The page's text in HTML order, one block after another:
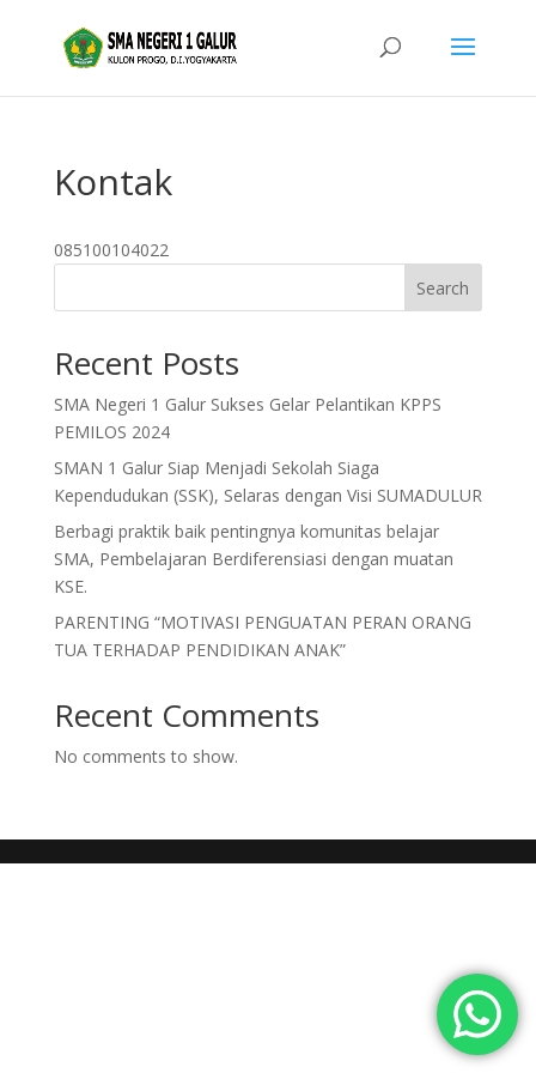
Kontak
085100104022
Search
Recent Posts
SMA Negeri 1 Galur Sukses Gelar Pelantikan KPPS
PEMILOS 2024
SMAN 1 Galur Siap Menjadi Sekolah Siaga
Kependudukan (SSK), Selaras dengan Visi SUMADULUR
Berbagi praktik baik pentingnya komunitas belajar
SMA, Pembelajaran Berdiferensiasi dengan muatan
KSE.
PARENTING “MOTIVASI PENGUATAN PERAN ORANG
TUA TERHADAP PENDIDIKAN ANAK”
Recent Comments
No comments to show.